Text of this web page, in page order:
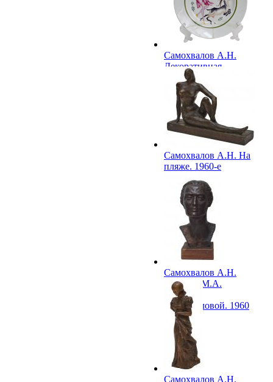
Самохвалов А.Н.
Декоративная
тарелка «Девушка с
козочкой». 1960-е.
(1923,1960-е)
Самохвалов А.Н. На
пляже. 1960-е
Самохвалов А.Н.
Портрет М.А.
Клещар-
Самохваловой. 1960
Самохвалов А.Н.